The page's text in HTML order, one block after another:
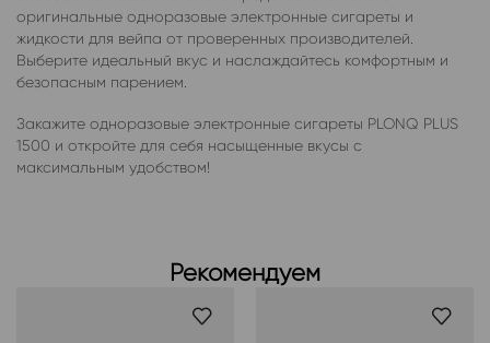
оригинальные одноразовые электронные сигареты и
жидкости для вейпа от проверенных производителей.
Выберите идеальный вкус и наслаждайтесь комфортным и
безопасным парением.
Закажите одноразовые электронные сигареты PLONQ PLUS
1500 и откройте для себя насыщенные вкусы с
максимальным удобством!
Рекомендуем